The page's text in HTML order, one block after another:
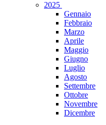
2025
Gennaio
Febbraio
Marzo
Aprile
Maggio
Giugno
Luglio
Agosto
Settembre
Ottobre
Novembre
Dicembre